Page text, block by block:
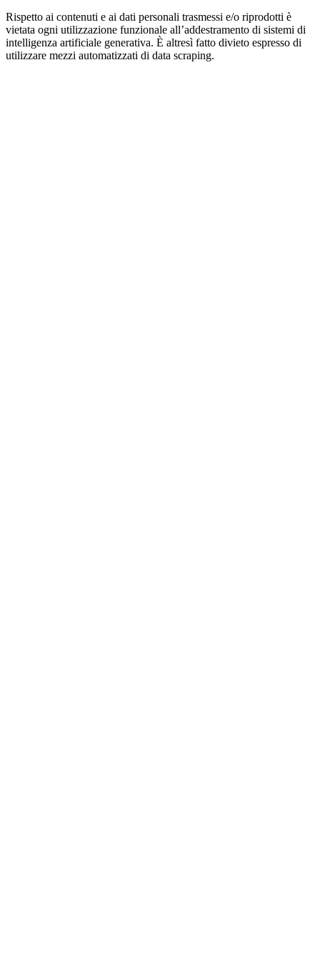
Rispetto ai contenuti e ai dati personali trasmessi e/o riprodotti è
vietata ogni utilizzazione funzionale all’addestramento di sistemi di
intelligenza artificiale generativa. È altresì fatto divieto espresso di
utilizzare mezzi automatizzati di data scraping.